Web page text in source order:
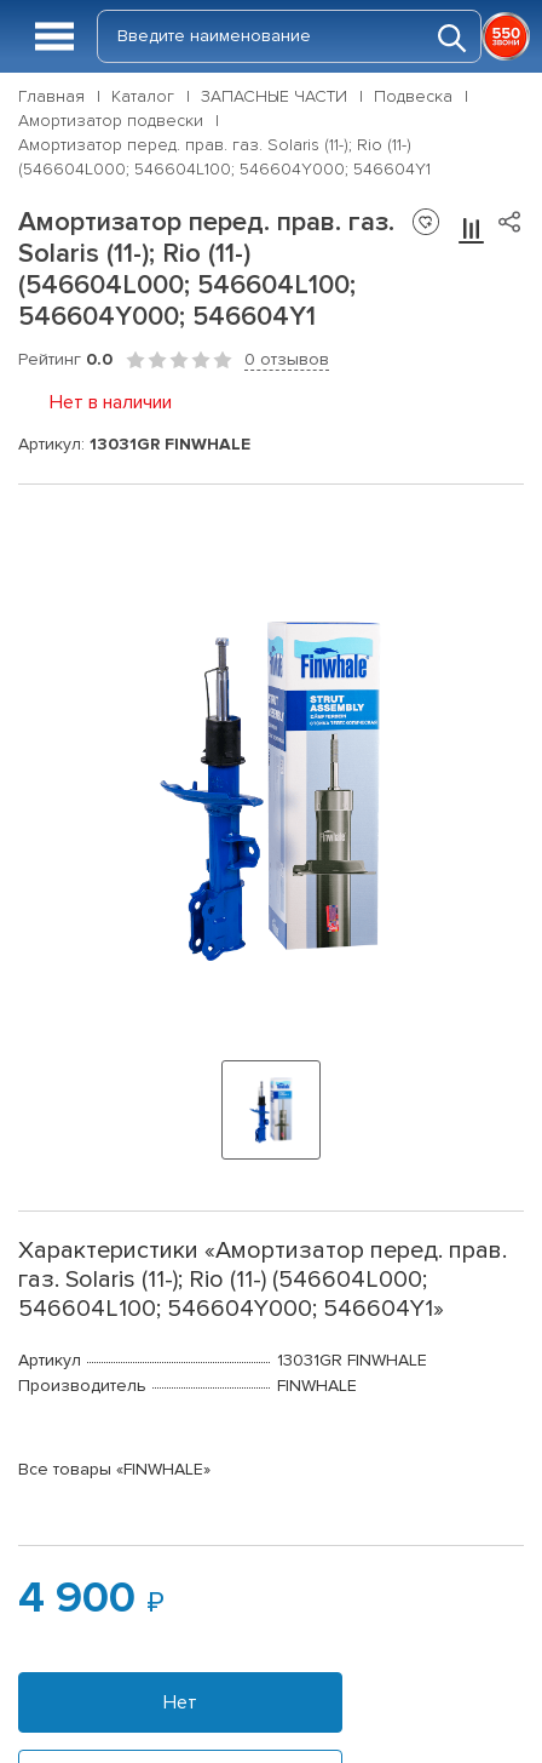
Главная Каталог ЗАПАСНЫЕ ЧАСТИ
Подвеска
Амортизатор подвески
Амортизатор перед. прав. газ. Solaris (11-); Rio (11-)
(546604L000; 546604L100; 546604Y000; 546604Y1
Амортизатор перед. прав. газ.
Solaris (11-); Rio (11-)
(546604L000; 546604L100;
546604Y000; 546604Y1
Рейтинг 0.0 0 отзывов
Нет в наличии
Артикул: 13031GR FINWHALE
Характеристики «Амортизатор перед. прав.
газ. Solaris (11-); Rio (11-) (546604L000;
546604L100; 546604Y000; 546604Y1»
Артикул
13031GR FINWHALE
Производитель
FINWHALE
Все товары «FINWHALE»
4 900
Нет